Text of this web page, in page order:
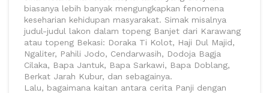
biasanya lebih banyak mengungkapkan fenomena
keseharian kehidupan masyarakat. Simak misalnya
judul-judul lakon dalam topeng Banjet dari Karawang
atau topeng Bekasi: Doraka Ti Kolot, Haji Dul Majid,
Ngaliter, Pahili Jodo, Cendarwasih, Dodoja Bagja
Cilaka, Bapa Jantuk, Bapa Sarkawi, Bapa Doblang,
Berkat Jarah Kubur, dan sebagainya.
Lalu, bagaimana kaitan antara cerita Panji dengan